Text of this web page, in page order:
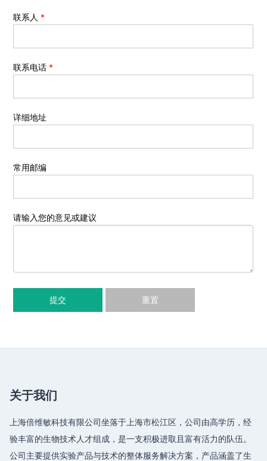
联系人 *
联系电话 *
详细地址
常用邮编
请输入您的意见或建议
提交 重置
关于我们
上海倍维敏科技有限公司坐落于上海市松江区，公司由高学历，经
验丰富的生物技术人才组成，是一支积极进取且富有活力的队伍。
公司主要提供实验产品与技术的整体服务解决方案，产品涵盖了生